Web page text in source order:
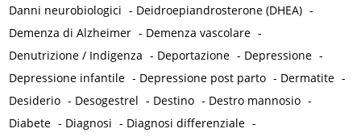
Danni neurobiologici - Deidroepiandrosterone (DHEA) -
Demenza di Alzheimer - Demenza vascolare -
Denutrizione / Indigenza - Deportazione - Depressione -
Depressione infantile - Depressione post parto - Dermatite -
Desiderio - Desogestrel - Destino - Destro mannosio -
Diabete - Diagnosi - Diagnosi differenziale -